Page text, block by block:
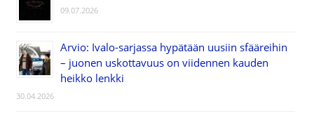
09.07.2026
Arvio: Ivalo-sarjassa hypätään uusiin sfääreihin
– juonen uskottavuus on viidennen kauden
heikko lenkki
30.04.2026